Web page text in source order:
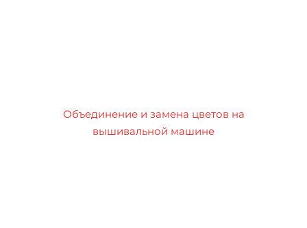
Объединение и замена цветов на
вышивальной машине